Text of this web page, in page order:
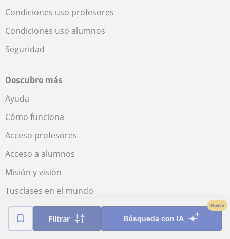
Filtrar Búsqueda con IA
Nuevo
Condiciones uso profesores
Condiciones uso alumnos
Seguridad
Descubre más
Ayuda
Cómo funciona
Acceso profesores
Acceso a alumnos
Misión y visión
Tusclases en el mundo
Sala de prensa
Informe sobre el futuro de la educación